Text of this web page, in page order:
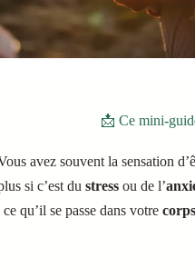
📩 Ce mini-
avez souvent la sensation
si c’est du stress ou de l’
qu’il se passe dans votre corps